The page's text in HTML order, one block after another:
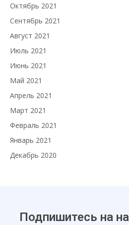
Октябрь 2021
Сентябрь 2021
Август 2021
Июль 2021
Июнь 2021
Май 2021
Апрель 2021
Март 2021
Февраль 2021
Январь 2021
Декабрь 2020
Подпишитесь на